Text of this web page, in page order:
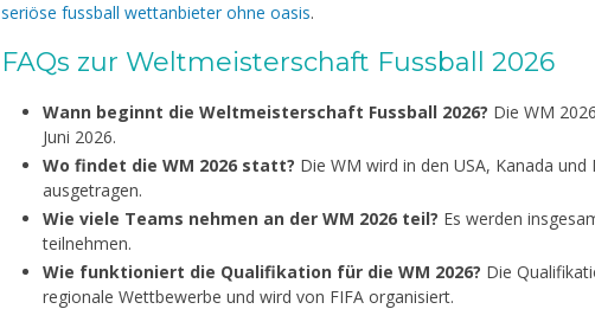
seriöse fussball wettanbieter ohne oasis.
FAQs zur Weltmeisterschaft Fussball 2026
Wann beginnt die Weltmeisterschaft Fussball 2026? Die WM
Juni 2026.
Wo findet die WM 2026 statt? Die WM wird in den USA, Kanada und
ausgetragen.
Wie viele Teams nehmen an der WM 2026 teil? Es werden
teilnehmen.
Wie funktioniert die Qualifikation für die WM 2026? Die
regionale Wettbewerbe und wird von FIFA organisiert.